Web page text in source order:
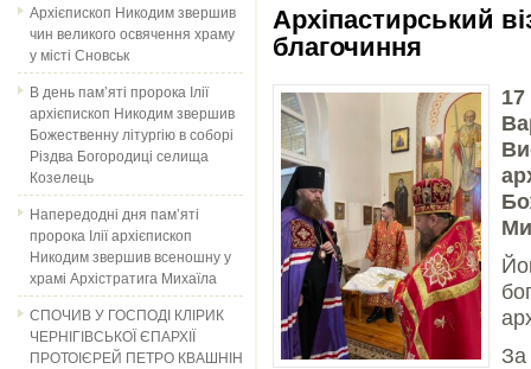
Архієпископ Никодим звершив
чин великого освячення храму
у місті Сновськ
В день пам’яті пророка Ілії
архієпископ Никодим звершив
Божественну літургію в соборі
Різдва Богородиці селища
Козелець
Напередодні дня пам’яті
пророка Ілії архієпископ
Никодим звершив всеношну у
храмі Архістратига Михаїла
СПОЧИВ У ГОСПОДІ КЛІРИК
ЧЕРНІГІВСЬКОЇ ЄПАРХІЇ
ПРОТОІЄРЕЙ ПЕТРО КВАШНІН
Архіпастирський
благочиння